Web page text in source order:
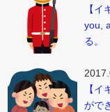
【
you,
る。
【
がで